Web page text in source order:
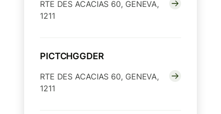
RTE DES ACACIAS 60, GENEVA,
1211
PICTCHGGDER
RTE DES ACACIAS 60, GENEVA,
1211